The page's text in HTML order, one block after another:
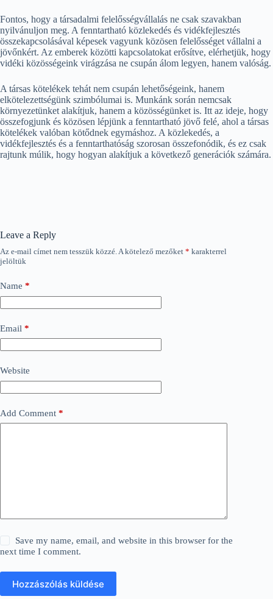
Fontos, hogy a társadalmi felelősségvállalás ne csak szavakban
nyilvánuljon meg. A fenntartható közlekedés és vidékfejlesztés
összekapcsolásával képesek vagyunk közösen felelősséget vállalni a
jövőnkért. Az emberek közötti kapcsolatokat erősítve, elérhetjük, hogy
vidéki közösségeink virágzása ne csupán álom legyen, hanem valóság.
A társas kötelékek tehát nem csupán lehetőségeink, hanem
elkötelezettségünk szimbólumai is. Munkánk során nemcsak
környezetünket alakítjuk, hanem a közösségünket is. Itt az ideje, hogy
összefogjunk és közösen lépjünk a fenntartható jövő felé, ahol a társas
kötelékek valóban kötődnek egymáshoz. A közlekedés, a
vidékfejlesztés és a fenntarthatóság szorosan összefonódik, és ez csak
rajtunk múlik, hogy hogyan alakítjuk a következő generációk számára.
Leave a Reply
Az e-mail címet nem tesszük közzé.A kötelező mezőket * karakterrel
jelöltük
Name *
Email *
Website
Add Comment *
Save my name, email, and website in this browser for the
next time I comment.
Hozzászólás küldése